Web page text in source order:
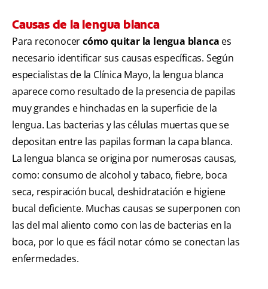
Causas de la lengua blanca
Para reconocercómo quitar la lengua blanca es
necesario identificar sus causas específicas. Según
especialistas de la Clínica Mayo, la lengua blanca
aparece como resultado de la presencia de papilas
muy grandes e hinchadas en la superficie de la
lengua. Las bacterias y las células muertas que se
depositan entre las papilas forman la capa blanca.
La lengua blanca se origina por numerosas causas,
como: consumo de alcohol y tabaco, fiebre, boca
seca, respiración bucal, deshidratación e higiene
bucal deficiente. Muchas causas se superponen con
las del mal aliento como con las de bacterias en la
boca, por lo que es fácil notar cómo se conectan las
enfermedades.